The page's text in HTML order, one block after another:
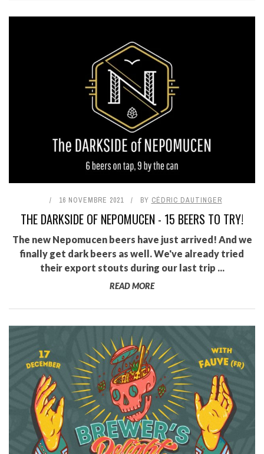
16 NOVEMBRE 2021 BY CÉDRIC DAUTINGER
THE DARKSIDE OF NEPOMUCEN - 15 BEERS TO TRY!
The new Nepomucen beers have just arrived! And we
finally get dark beers as well. We've already tried
their export stouts during our last trip ...
READ MORE